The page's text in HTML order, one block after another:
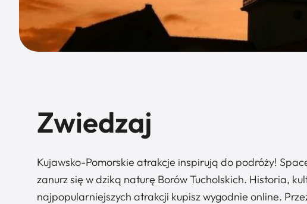
Zwiedzaj
Kujawsko-Pomorskie atrakcje inspirują do podróży!
zanurz się w dziką naturę Borów Tucholskich. Historia,
najpopularniejszych atrakcji kupisz wygodnie online.